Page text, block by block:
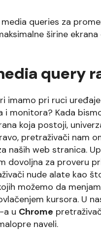
queries za
širine
query
imamo pri ruci
monitora? Kada
koja postoji,
pretraživači nam
naših web stranica.
dovoljna za proveru
nude alate kao
možemo da
kursora. U
-a u Chrome
naveli.